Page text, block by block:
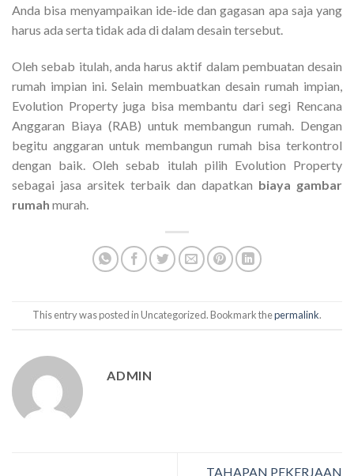
Anda bisa menyampaikan ide-ide dan gagasan apa saja yang
harus ada serta tidak ada di dalam desain tersebut.
Oleh sebab itulah, anda harus aktif dalam pembuatan desain
rumah impian ini. Selain membuatkan desain rumah impian,
Evolution Property juga bisa membantu dari segi Rencana
Anggaran Biaya (RAB) untuk membangun rumah. Dengan
begitu anggaran untuk membangun rumah bisa terkontrol
dengan baik. Oleh sebab itulah pilih Evolution Property
sebagai jasa arsitek terbaik dan dapatkan biaya gambar
rumah murah.
This entry was posted in Uncategorized. Bookmark thepermalink.
ADMIN
TAHAPAN PEKERJAAN